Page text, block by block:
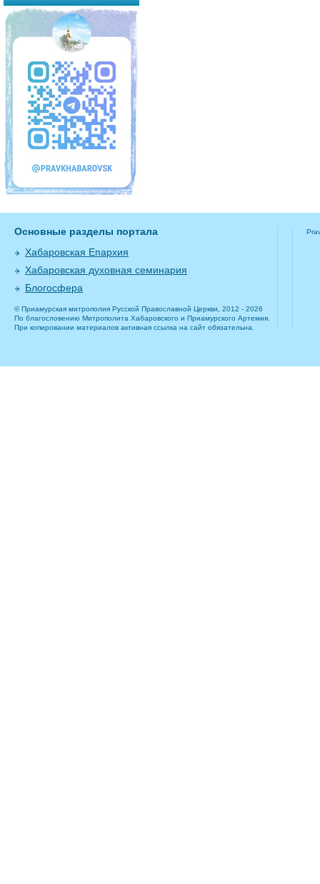
Основные разделы портала
Хабаровская Епархия
Хабаровская духовная семинария
Блогосфера
© Приамурская митрополия Русской Православной Церкви, 2012 - 2026
По благословению Митрополита Хабаровского и Приамурского Артемия.
При копировании материалов активная ссылка на сайт обязательна.